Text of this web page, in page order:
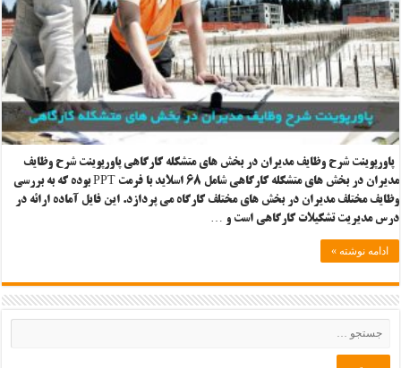
پاورپوینت شرح وظایف مدیران در بخش های متشکله کارگاهی پاورپوینت شرح وظایف
مدیران در بخش های متشکله کارگاهی شامل ۶۸ اسلاید با فرمت PPT بوده که به بررسی
وظایف مختلف مدیران در بخش های مختلف کارگاه می پردازد. این فایل آماده ارائه در
درس مدیریت تشکیلات کارگاهی است و …
ادامه نوشته »